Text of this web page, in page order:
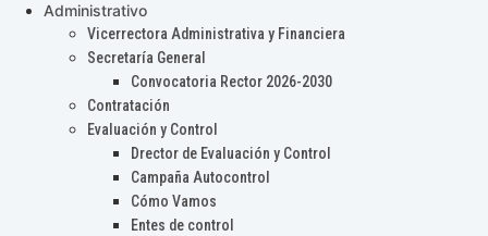
Administrativo
Vicerrectora Administrativa y Financiera
Secretaría General
Convocatoria Rector 2026-2030
Contratación
Evaluación y Control
Drector de Evaluación y Control
Campaña Autocontrol
Cómo Vamos
Entes de control